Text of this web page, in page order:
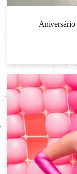
Aniversário